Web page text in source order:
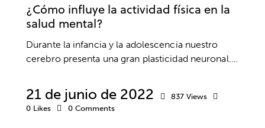
¿Cómo influye la actividad física en la
salud mental?
Durante la infancia y la adolescencia nuestro
cerebro presenta una gran plasticidad neuronal.…
21 de junio de 2022 837 Views
0 Likes 0 Comments